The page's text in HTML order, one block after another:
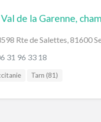
Rte de Salettes, 81600
31 96 33 18
Tarn (81)